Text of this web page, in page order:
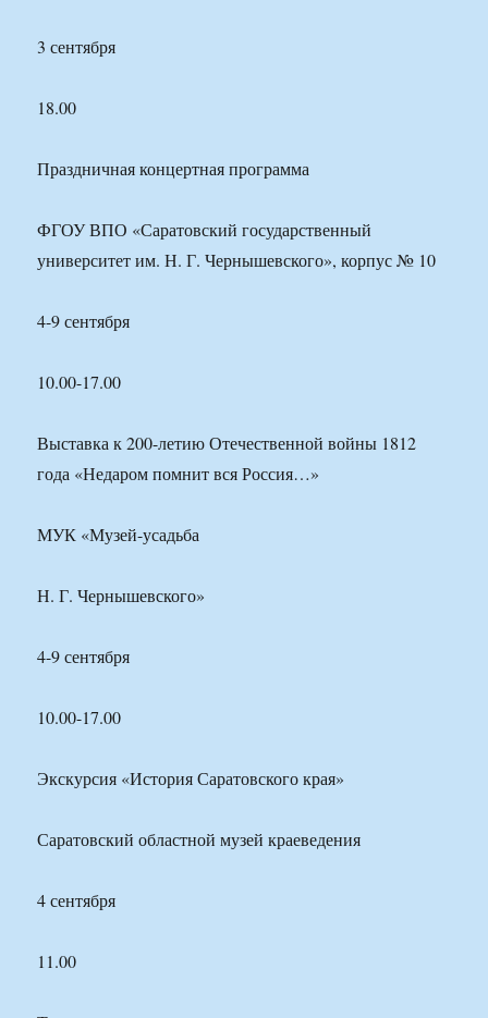
3 сентября
18.00
Праздничная концертная программа
ФГОУ ВПО «Саратовский государственный
университет им. Н. Г. Чернышевского», корпус № 10
4-9 сентября
10.00-17.00
Выставка к 200-летию Отечественной войны 1812
года «Недаром помнит вся Россия…»
МУК «Музей-усадьба
Н. Г. Чернышевского»
4-9 сентября
10.00-17.00
Экскурсия «История Саратовского края»
Саратовский областной музей краеведения
4 сентября
11.00